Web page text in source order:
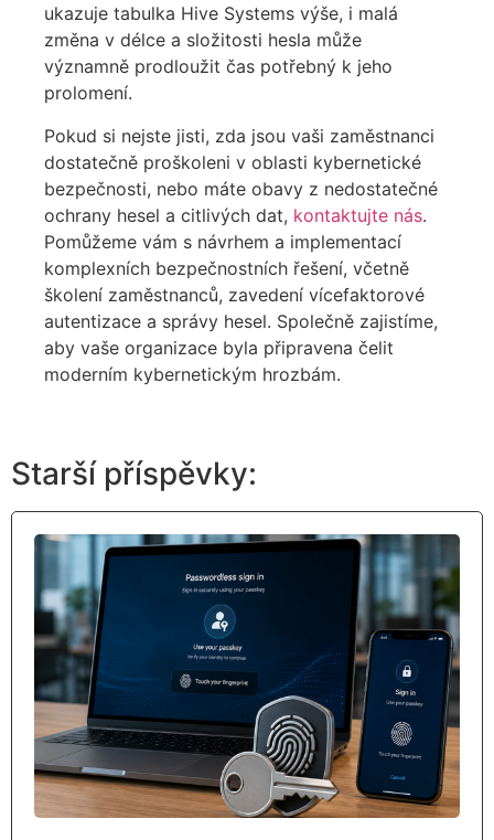
ukazuje tabulka Hive Systems výše, i malá
změna v délce a složitosti hesla může
významně prodloužit čas potřebný k jeho
prolomení.
Pokud si nejste jisti, zda jsou vaši zaměstnanci
dostatečně proškoleni v oblasti kybernetické
bezpečnosti, nebo máte obavy z nedostatečné
ochrany hesel a citlivých dat, kontaktujte nás.
Pomůžeme vám s návrhem a implementací
komplexních bezpečnostních řešení, včetně
školení zaměstnanců, zavedení vícefaktorové
autentizace a správy hesel. Společně zajistíme,
aby vaše organizace byla připravena čelit
moderním kybernetickým hrozbám.
Starší příspěvky: